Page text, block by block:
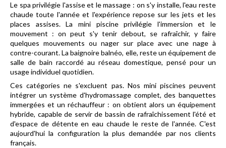
Le spa privilégie l'assise et le massage : on s'y installe, l'eau reste
chaude toute l'année et l'expérience repose sur les jets et les
places assises. La mini piscine privilégie l'immersion et le
mouvement : on peut s'y tenir debout, se rafraîchir, y faire
quelques mouvements ou nager sur place avec une nage à
contre-courant. La baignoire balnéo, elle, reste un équipement de
salle de bain raccordé au réseau domestique, pensé pour un
usage individuel quotidien.
Ces catégories ne s'excluent pas. Nos mini piscines peuvent
intégrer un système d'hydromassage complet, des banquettes
immergées et un réchauffeur : on obtient alors un équipement
hybride, capable de servir de bassin de rafraîchissement l'été et
d'espace de détente en eau chaude le reste de l'année. C'est
aujourd'hui la configuration la plus demandée par nos clients
français.